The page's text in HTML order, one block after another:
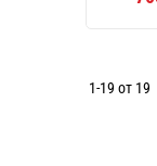
1-19 от 19